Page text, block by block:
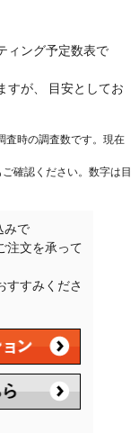
ィング予定数表で
すが、 目安としてお
査時の調査数です。現在
ご確認ください。数字は目
みで
注文を承って
すすみくださ